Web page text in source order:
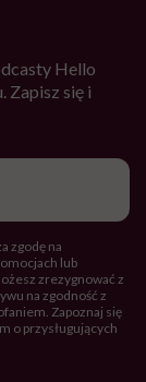
Hello
Zapisz się i
zgodę na
lub
zrezygnować z
na zgodność z
Zapoznaj się
o przysługujących